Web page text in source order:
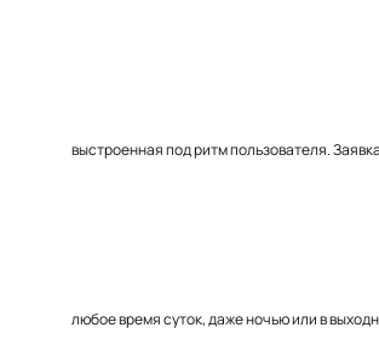
выстроенная под ритм пользователя.
любое время суток, даже ночью или в